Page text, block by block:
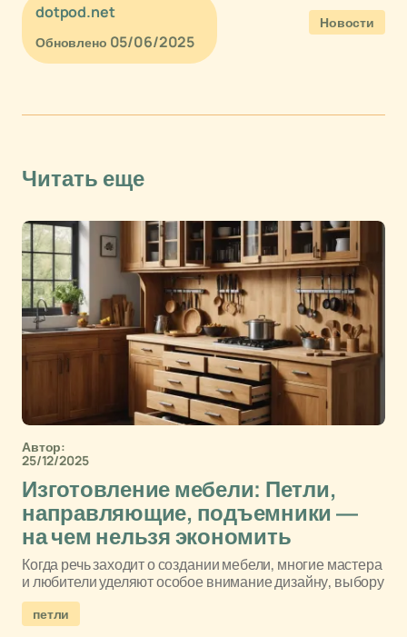
dotpod.net
Обновлено 05/06/2025
Новости
Читать еще
Автор:
25/12/2025
Изготовление мебели: Петли,
направляющие, подъемники —
на чем нельзя экономить
Когда речь заходит о создании мебели, многие мастера
и любители уделяют особое внимание дизайну, выбору
петли